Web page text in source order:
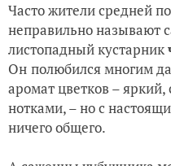
Часто жители средней
неправильно называют
листопадный кустарник
Он полюбился многим
аромат цветков –
нотками, – но с
ничего общего.